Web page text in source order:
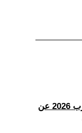
(8) بين الحسم والتوازن: ماذا تكشف حرب 2026 عن